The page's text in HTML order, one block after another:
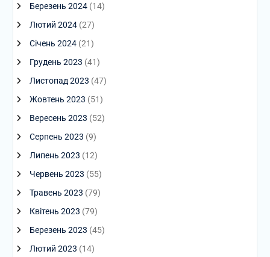
Березень 2024(14)
Лютий 2024(27)
Січень 2024(21)
Грудень 2023 (41)
Листопад 2023 (47)
Жовтень 2023 (51)
Вересень 2023 (52)
Серпень 2023 (9)
Липень 2023 (12)
Червень 2023 (55)
Травень 2023 (79)
Квітень 2023 (79)
Березень 2023 (45)
Лютий 2023 (14)